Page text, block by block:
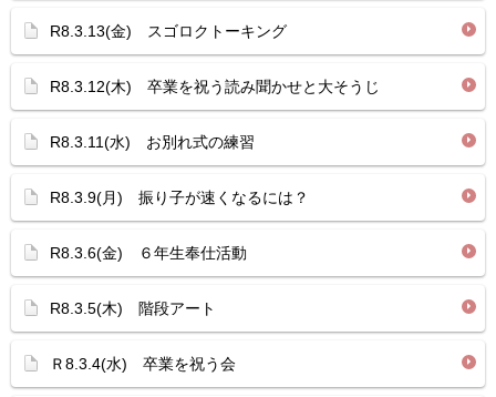
R8.3.13(金) スゴロクトーキング
R8.3.12(木) 卒業を祝う読み聞かせと大そうじ
R8.3.11(水) お別れ式の練習
R8.3.9(月) 振り子が速くなるには？
R8.3.6(金) ６年生奉仕活動
R8.3.5(木) 階段アート
Ｒ8.3.4(水) 卒業を祝う会